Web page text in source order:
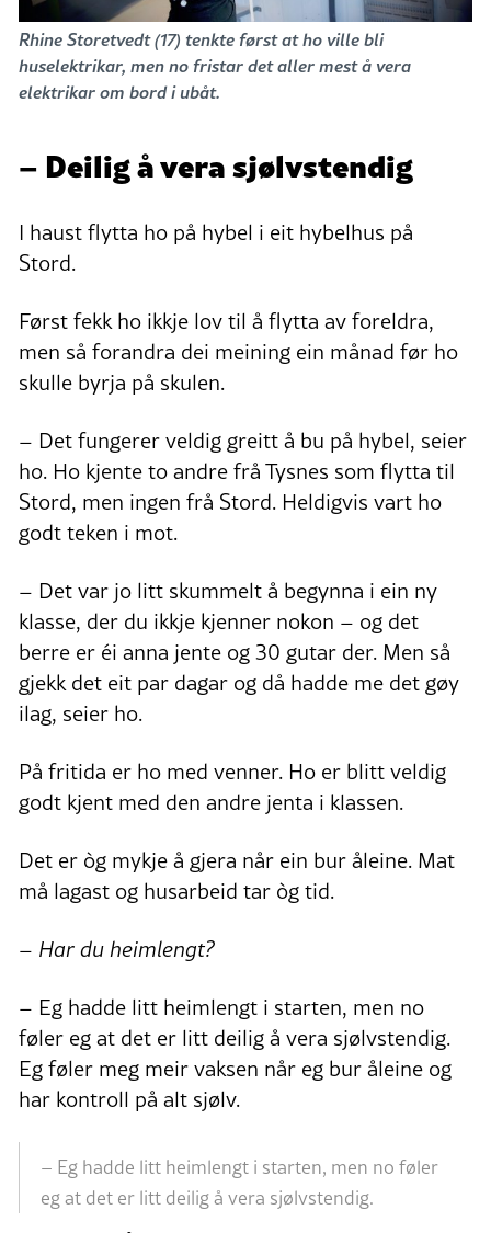
Rhine Storetvedt (17) tenkte først at ho ville bli
huselektrikar, men no fristar det aller mest å vera
elektrikar om bord i ubåt.
– Deilig å vera sjølvstendig
I haust flytta ho på hybel i eit hybelhus på
Stord.
Først fekk ho ikkje lov til å flytta av foreldra,
men så forandra dei meining ein månad før ho
skulle byrja på skulen.
– Det fungerer veldig greitt å bu på hybel, seier
ho. Ho kjente to andre frå Tysnes som flytta til
Stord, men ingen frå Stord. Heldigvis vart ho
godt teken i mot.
– Det var jo litt skummelt å begynna i ein ny
klasse, der du ikkje kjenner nokon – og det
berre er éi anna jente og 30 gutar der. Men så
gjekk det eit par dagar og då hadde me det gøy
ilag, seier ho.
På fritida er ho med venner. Ho er blitt veldig
godt kjent med den andre jenta i klassen.
Det er òg mykje å gjera når ein bur åleine. Mat
må lagast og husarbeid tar òg tid.
– Har du heimlengt?
– Eg hadde litt heimlengt i starten, men no
føler eg at det er litt deilig å vera sjølvstendig.
Eg føler meg meir vaksen når eg bur åleine og
har kontroll på alt sjølv.
– Eg hadde litt heimlengt i starten, men no føler
eg at det er litt deilig å vera sjølvstendig.